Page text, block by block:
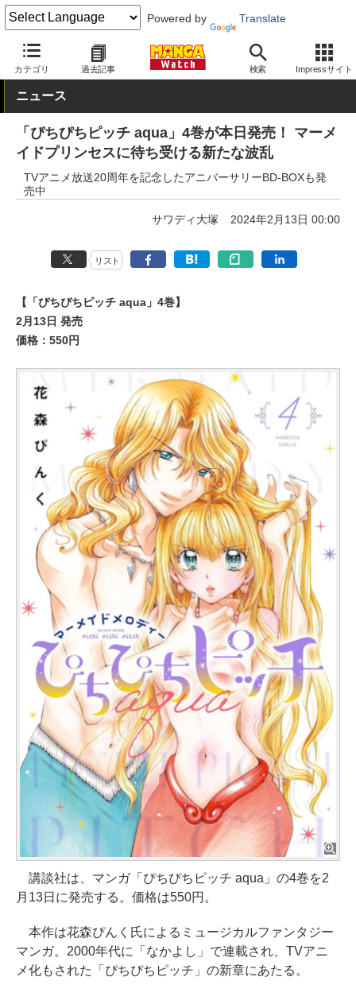
Powered by Translate
カテゴリ 過去記事 検索 Impressサイト
MANGA Watch 少女
ニュース
「ぴちぴちピッチ aqua」4巻が本日発売！ マーメ
イドプリンセスに待ち受ける新たな波乱
TVアニメ放送20周年を記念したアニバーサリーBD-BOXも発
売中
サワディ大塚 2024年2月13日 00:00
リスト
【「ぴちぴちピッチ aqua」4巻】
2月13日 発売
価格：550円
講談社は、マンガ「ぴちぴちピッチ aqua」の4巻を2
月13日に発売する。価格は550円。
本作は花森ぴんく氏によるミュージカルファンタジー
マンガ。2000年代に「なかよし」で連載され、TVアニ
メ化もされた「ぴちぴちピッチ」の新章にあたる。